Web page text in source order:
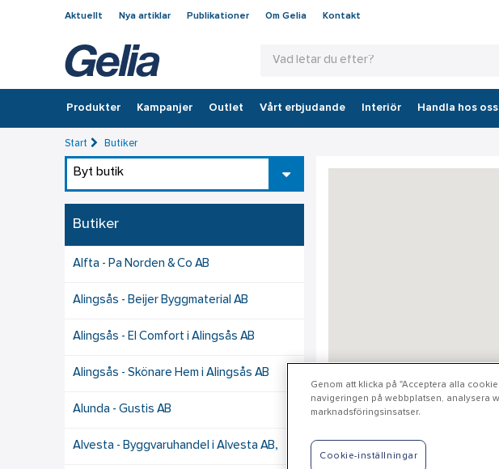
Aktuellt Nya artiklar Publikationer Om Gelia Kontakt
Produkter Kampanjer Outlet Vårt erbjudande Interiör Handla hos oss
Start Butiker
Byt butik
Butiker
Alfta - Pa Norden & Co AB
Alingsås - Beijer Byggmaterial AB
Alingsås - El Comfort i Alingsås AB
Alingsås - Skönare Hem i Alingsås AB
Alunda - Gustis AB
Alvesta - Byggvaruhandel i Alvesta AB, Vadstena -
Genom att klicka på "Acceptera alla
navigeringen på webbplatsen, analysera
marknadsföringsinsatser.
Cookie-inställningar